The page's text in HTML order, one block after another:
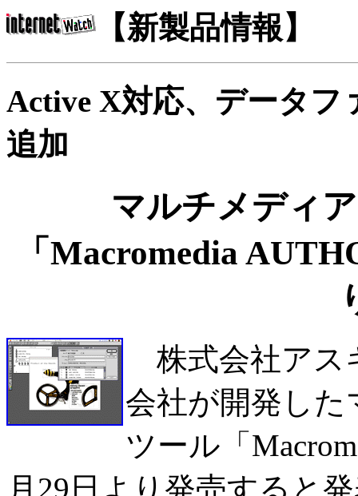
【新製品情報】
Active X対応、データフ
追加
マルチメディ
「Macromedia
株式会社アス
会社が開発し
ツール「
月29日より発売すると